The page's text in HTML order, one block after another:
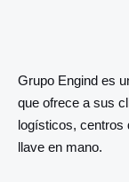
Grupo Engind es
que ofrece a sus
logísticos, centros
llave en mano.